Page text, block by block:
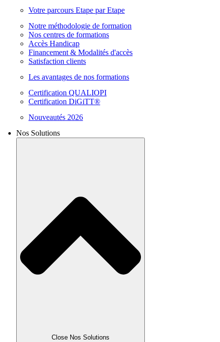
Votre parcours Etape par Etape
Notre méthodologie de formation
Nos centres de formations
Accès Handicap
Financement & Modalités d'accès
Satisfaction clients
Les avantages de nos formations
Certification QUALIOPI
Certification DiGiTT®
Nouveautés 2026
Nos Solutions
Close Nos Solutions